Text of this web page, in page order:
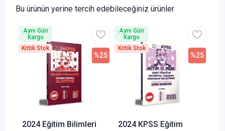
Bu ürünün yerine tercih edebileceğiniz ürünler
2024 Eğitim Bilimleri
%25
Aynı Gün
Kargo
Kritik Stok
2024 KPSS Eğitim
%25
Aynı Gün
Kargo
Kritik Stok